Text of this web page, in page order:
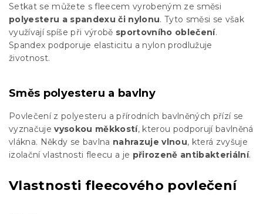
Setkat se můžete s fleecem vyrobeným ze směsi
polyesteru a spandexu či nylonu. Tyto směsi se však
využívají spíše při výrobě sportovního oblečení.
Spandex podporuje elasticitu a nylon prodlužuje
životnost.
Směs polyesteru a bavlny
Povlečení z polyesteru a přírodních bavlněných přízí se
vyznačujevysokou měkkostí, kterou podporují bavlněná
vlákna. Někdy se bavlna nahrazuje vlnou, která zvyšuje
izolační vlastnosti fleecu a je přirozeně antibakteriální.
Vlastnosti fleecového povlečení